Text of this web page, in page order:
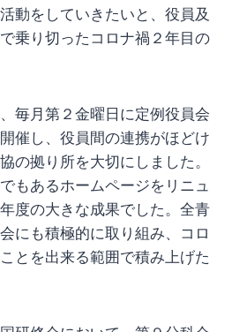
動をしていきたいと、役員及
乗り切ったコロナ禍２年目の
毎月第２金曜日に定例役員会
催し、役員間の連携がほどけ
の拠り所を大切にしました。
もあるホームページをリニュ
度の大きな成果でした。全青
にも積極的に取り組み、コロ
とを出来る範囲で積み上げた